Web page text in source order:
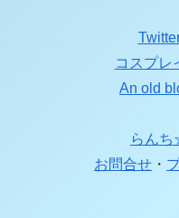
コスプレ
An old
らん
お問合せ ・